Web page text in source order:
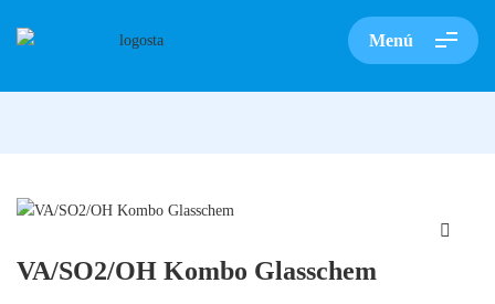
Menú
VA/SO2/OH Kombo Glasschem